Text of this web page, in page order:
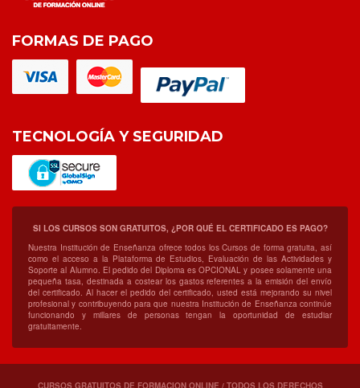
FORMAS DE PAGO
TECNOLOGÍA Y SEGURIDAD
SI LOS CURSOS SON GRATUITOS, ¿POR QUÉ EL CERTIFICADO ES PAGO?
Nuestra Institución de Enseñanza ofrece todos los Cursos de forma gratuita, así
como el acceso a la Plataforma de Estudios, Evaluación de las Actividades y
Soporte al Alumno. El pedido del Diploma es OPCIONAL y posee solamente una
pequeña tasa, destinada a costear los gastos referentes a la emisión del envío
del certificado. Al hacer el pedido del certificado, usted está mejorando su nivel
profesional y contribuyendo para que nuestra Institución de Enseñanza continúe
funcionando y millares de personas tengan la oportunidad de estudiar
gratuitamente.
CURSOS GRATUITOS DE FORMACION ONLINE / TODOS LOS DERECHOS